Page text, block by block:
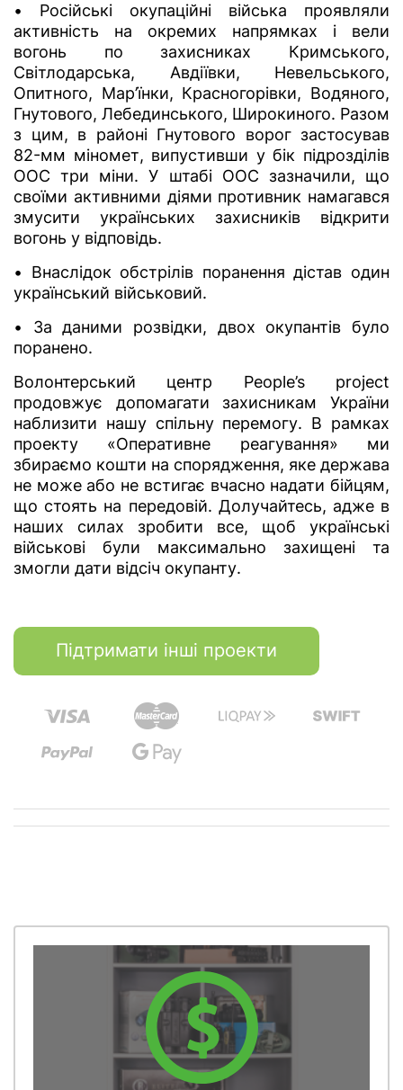
• Російські окупаційні війська проявляли
активність на окремих напрямках і вели
вогонь по захисниках Кримського,
Світлодарська, Авдіївки, Невельського,
Опитного, Мар’їнки, Красногорівки, Водяного,
Гнутового, Лебединського, Широкиного. Разом
з цим, в районі Гнутового ворог застосував
82-мм міномет, випустивши у бік підрозділів
ООС три міни. У штабі ООС зазначили, що
своїми активними діями противник намагався
змусити українських захисників відкрити
вогонь у відповідь.
• Внаслідок обстрілів поранення дістав один
український військовий.
• За даними розвідки, двох окупантів було
поранено.
Волонтерський центр People’s project
продовжує допомагати захисникам України
наблизити нашу спільну перемогу. В рамках
проекту «Оперативне реагування» ми
збираємо кошти на спорядження, яке держава
не може або не встигає вчасно надати бійцям,
що стоять на передовій. Долучайтесь, адже в
наших силах зробити все, щоб українські
військові були максимально захищені та
змогли дати відсіч окупанту.
Підтримати інші проекти